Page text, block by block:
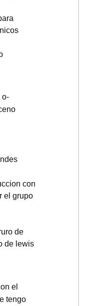
o-
con
el grupo
de
de lewis
el
tengo